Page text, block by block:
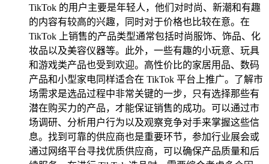
TikTok 的用户主要是年轻人，他们对时尚、新潮和有趣
的内容有较高的兴趣，同时对于价格也比较在意。在
TikTok 上销售的产品类型通常包括时尚服饰、饰品、化
妆品以及美容仪器等。此外，一些有趣的小玩意、玩具
和游戏类产品也受到欢迎。高性价比的家居用品、数码
产品和小型家电同样适合在 TikTok 平台上推广。了解市
场需求是选品过程中非常关键的一步，只有选择那些有
潜在购买力的产品，才能保证销售的成功。可以通过市
场调研、分析用户行为以及观察竞争对手来掌握这些信
息。找到可靠的供应商也是重要环节，参加行业展会或
通过网络平台寻找优质供应商，可以确保产品质量和后